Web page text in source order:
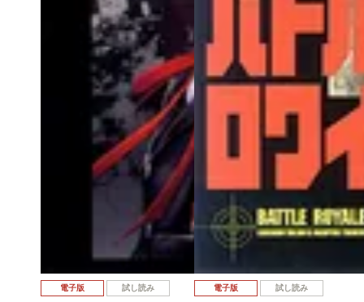
電子版 試し読み 電子版 試し読み